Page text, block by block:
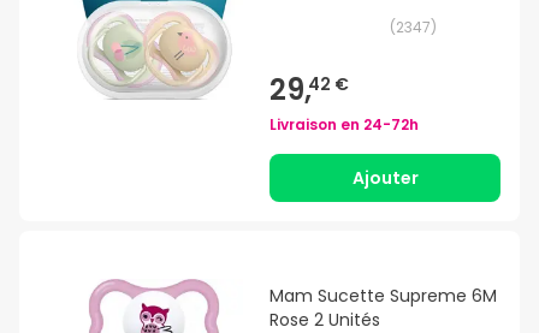
(2347)
29,42 €
Livraison en 24-72h
Ajouter
Mam Sucette Supreme 6M
Rose 2 Unités